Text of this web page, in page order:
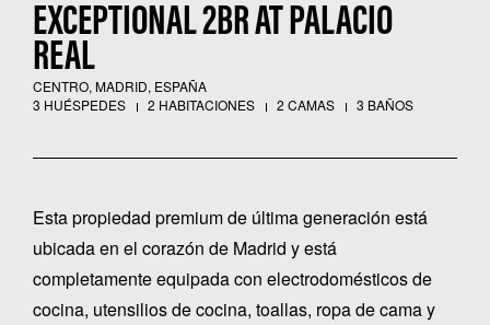
EXCEPTIONAL 2BR AT PALACIO
REAL
CENTRO, MADRID, ESPAÑA
3 HUÉSPEDES
2 HABITACIONES 2 CAMAS 3 BAÑOS
Esta propiedad premium de última generación está
ubicada en el corazón de Madrid y está
completamente equipada con electrodomésticos de
cocina, utensilios de cocina, toallas, ropa de cama y